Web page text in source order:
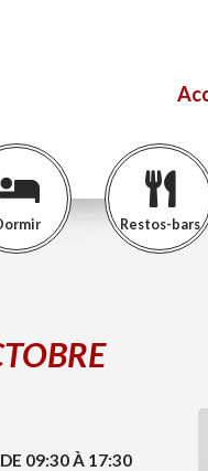
Restos-bars
DE 09:30 À 17:30